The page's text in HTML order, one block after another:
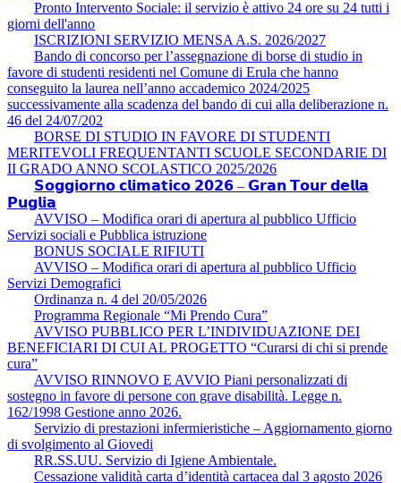
Pronto Intervento Sociale: il servizio è attivo 24 ore su 24 tutti i
giorni dell'anno
ISCRIZIONI SERVIZIO MENSA A.S. 2026/2027
Bando di concorso per l’assegnazione di borse di studio in
favore di studenti residenti nel Comune di Erula che hanno
conseguito la laurea nell’anno accademico 2024/2025
successivamente alla scadenza del bando di cui alla deliberazione n.
46 del 24/07/202
BORSE DI STUDIO IN FAVORE DI STUDENTI
MERITEVOLI FREQUENTANTI SCUOLE SECONDARIE DI
II GRADO ANNO SCOLASTICO 2025/2026
𝗦𝗼𝗴𝗴𝗶𝗼𝗿𝗻𝗼 𝗰𝗹𝗶𝗺𝗮𝘁𝗶𝗰𝗼 𝟮𝟬𝟮𝟲 – 𝗚𝗿𝗮𝗻 𝗧𝗼𝘂𝗿 𝗱𝗲𝗹𝗹𝗮
𝗣𝘂𝗴𝗹𝗶𝗮
AVVISO – Modifica orari di apertura al pubblico Ufficio
Servizi sociali e Pubblica istruzione
BONUS SOCIALE RIFIUTI
AVVISO – Modifica orari di apertura al pubblico Ufficio
Servizi Demografici
Ordinanza n. 4 del 20/05/2026
Programma Regionale “Mi Prendo Cura”
AVVISO PUBBLICO PER L’INDIVIDUAZIONE DEI
BENEFICIARI DI CUI AL PROGETTO “Curarsi di chi si prende
cura”
AVVISO RINNOVO E AVVIO Piani personalizzati di
sostegno in favore di persone con grave disabilità. Legge n.
162/1998 Gestione anno 2026.
Servizio di prestazioni infermieristiche – Aggiornamento giorno
di svolgimento al Giovedi
RR.SS.UU. Servizio di Igiene Ambientale.
Cessazione validità carta d’identità cartacea dal 3 agosto 2026